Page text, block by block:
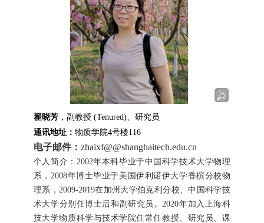
翟晓芳，副教授 (Tenured)、研究员
通讯地址： 物质学院4号楼116
电子邮件： zhaixf@@shanghaitech.edu.cn
个人简介： 2002年本科毕业于中国科学技术大学物理
系， 2008年博士毕业于美国伊利诺伊大学香槟分校物
理系， 2009-2019在加州大学伯克利分校 、中国科学技
术大学分别任博士后和副研究员。 2020年加入上海科
技大学物质科学与技术学院任常任教授、研究员、课